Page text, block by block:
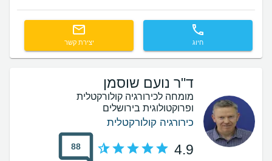
חיוג יצירת קשר
ד"ר נועם שוסמן
מומחה לכירורגיה קולורקטלית
ופרוקטולוגית בירושלים
כירורגיה קולורקטלית
4.9
88